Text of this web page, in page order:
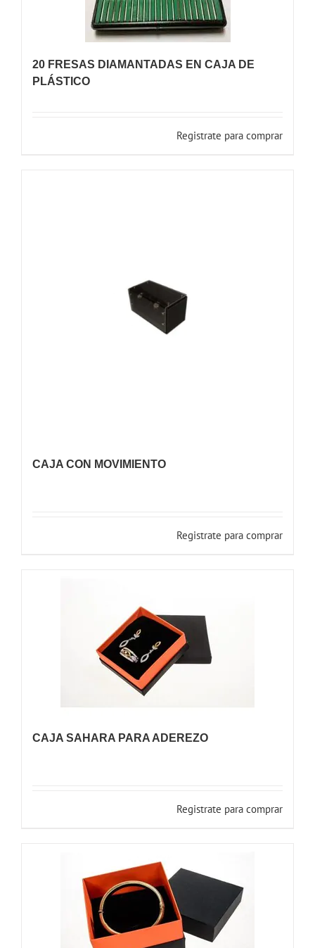
20 FRESAS DIAMANTADAS EN CAJA DE
PLÁSTICO
Registrate para comprar
CAJA CON MOVIMIENTO
Registrate para comprar
CAJA SAHARA PARA ADEREZO
Registrate para comprar